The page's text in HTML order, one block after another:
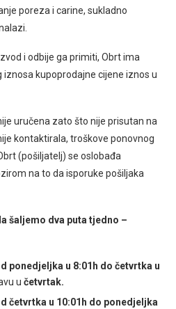
poreza i carine, sukladno
i odbije ga primiti, Obrt ima
kupoprodajne cijene iznos u
uručena zato što nije prisutan na
kontaktirala, troškove ponovnog
(pošiljatelj) se oslobađa
na to da isporuke pošiljaka
šaljemo dva puta tjedno –
ponedjeljka u 8:01h do četvrtka u
u četvrtak.
četvrtka u 10:01h do ponedjeljka